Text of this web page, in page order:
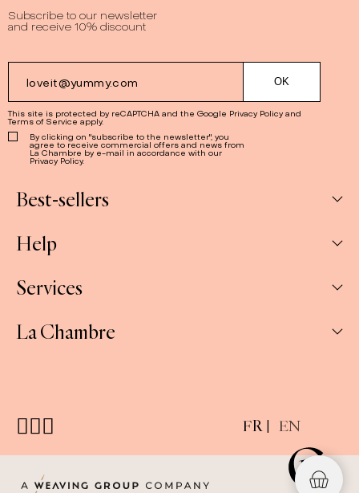
Subscribe to our newsletter
and receive 10% discount
This site is protected by reCAPTCHA and the Google Privacy Policy and
Terms of Service apply.
By clicking on "subscribe to the newsletter", you
agree to receive commercial offers and news from
La Chambre by e-mail in accordance with our
Privacy Policy.
Best-sellers
Box
Spreads
Customizable gift sets
Help
My Account
Services
Companies & CSE and Resellers
La Chambre
Terms & conditions
Join the team
FR EN